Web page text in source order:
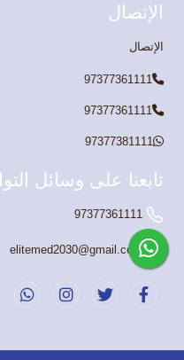
الإتصال
الإتصال
97377361111
97377361111
97377381111
تابعنا على وسائل
97377361111
elitemed2030@gmail.com